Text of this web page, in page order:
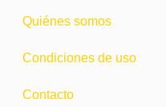
Quiénes somos
Condiciones de uso
Contacto